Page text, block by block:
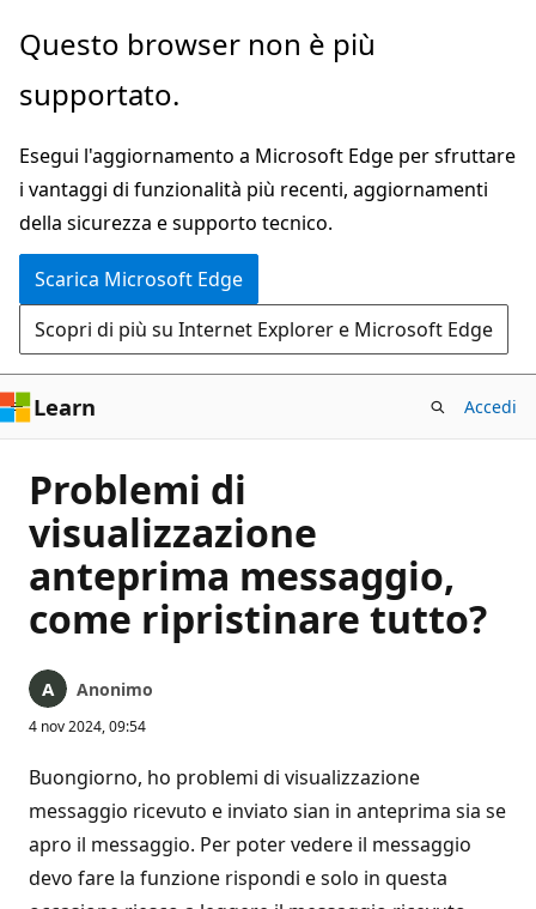
Ignora
passa
contenuto
principale
Questo browser non è più
supportato.
Esegui l'aggiornamento a Microsoft Edge per sfruttare
i vantaggi di funzionalità più recenti, aggiornamenti
della sicurezza e supporto tecnico.
Scarica Microsoft Edge
Scopri di più su Internet Explorer e Microsoft Edge
Learn Accedi
Problemi di
visualizzazione
anteprima messaggio,
come ripristinare tutto?
Anonimo
4 nov 2024, 09:54
Buongiorno, ho problemi di visualizzazione
messaggio ricevuto e inviato sian in anteprima sia se
apro il messaggio. Per poter vedere il messaggio
devo fare la funzione rispondi e solo in questa